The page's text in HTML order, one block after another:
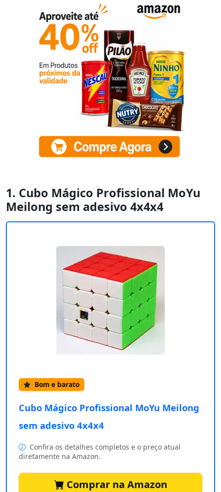
1. Cubo Mágico Profissional MoYu
Meilong sem adesivo 4x4x4
Bom e barato
Cubo Mágico Profissional MoYu Meilong
sem adesivo 4x4x4
Confira os detalhes completos e o preço atual
diretamente na Amazon.
Comprar na Amazon